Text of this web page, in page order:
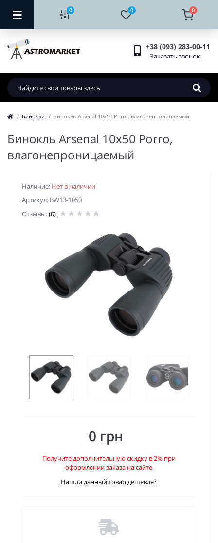
0 0 0
+38 (093) 283-00-11
Заказать звонок
Бинокли Бинокль Arsenal 10x50 Porro, влагонепроницаемый
Бинокль Arsenal 10x50 Porro,
влагонепроницаемый
Наличие: Нет в наличии
Артикул: BW13-1050
Отзывы:(0)
0 грн
Получите дополнительную скидку в 2% при
оформлении заказа на сайте
Нашли данный товар дешевле?